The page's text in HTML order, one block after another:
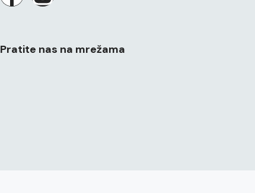
Pratite nas na mrežama